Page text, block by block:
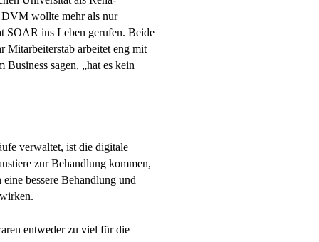
DVM wollte mehr als nur
SOAR ins Leben gerufen. Beide
Mitarbeiterstab arbeitet eng mit
sagen, „hat es kein
verwaltet, ist die digitale
zur Behandlung kommen,
bessere Behandlung und
entweder zu viel für die